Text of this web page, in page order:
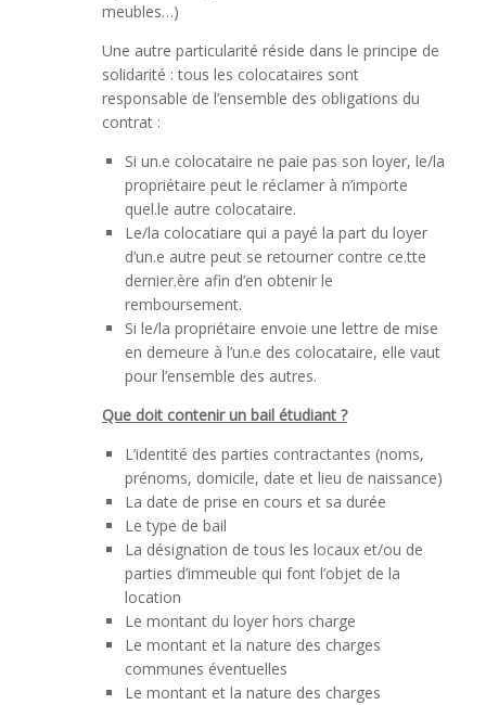
meubles…)
Une autre particularité réside dans le principe de
solidarité : tous les colocataires sont
responsable de l’ensemble des obligations du
contrat :
Si un.e colocataire ne paie pas son loyer, le/la
propriétaire peut le réclamer à n’importe
quel.le autre colocataire.
Le/la colocatiare qui a payé la part du loyer
d’un.e autre peut se retourner contre ce.tte
dernier.ère afin d’en obtenir le
remboursement.
Si le/la propriétaire envoie une lettre de mise
en demeure à l’un.e des colocataire, elle vaut
pour l’ensemble des autres.
Que doit contenir un bail étudiant ?
L’identité des parties contractantes (noms,
prénoms, domicile, date et lieu de naissance)
La date de prise en cours et sa durée
Le type de bail
La désignation de tous les locaux et/ou de
parties d’immeuble qui font l’objet de la
location
Le montant du loyer hors charge
Le montant et la nature des charges
communes éventuelles
Le montant et la nature des charges